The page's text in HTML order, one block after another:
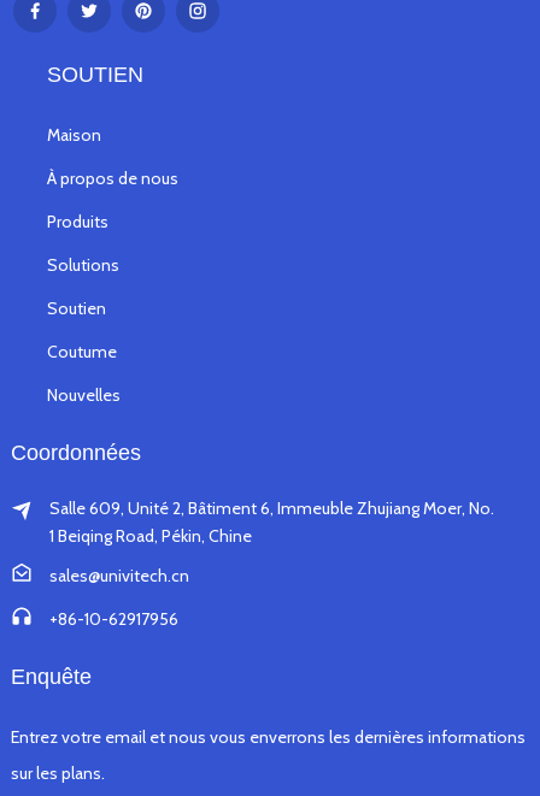
SOUTIEN
Maison
À propos de nous
Produits
Solutions
Soutien
Coutume
Nouvelles
Coordonnées
Salle 609, Unité 2, Bâtiment 6, Immeuble Zhujiang Moer, No.
1 Beiqing Road, Pékin, Chine
sales@univitech.cn
+86-10-62917956
Enquête
Entrez votre email et nous vous enverrons les dernières informations
sur les plans.